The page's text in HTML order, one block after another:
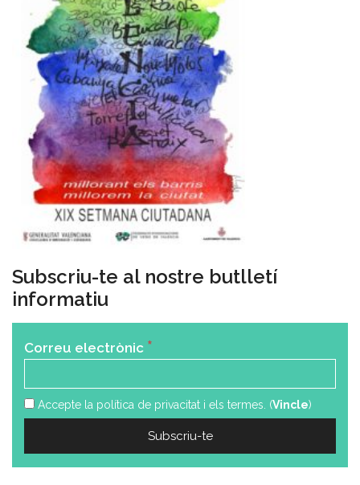
Subscriu-te al nostre butlletí
informatiu
Correu electrònic *
Accepte la política de privacitat i els termes. (Vincle)